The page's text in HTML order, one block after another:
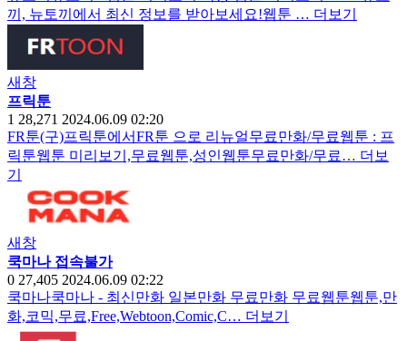
끼, 뉴토끼에서 최신 정보를 받아보세요!웹툰 … 더보기
새창
프릭툰
1 28,271 2024.06.09 02:20
FR툰(구)프릭툰에서FR툰 으로 리뉴얼무료만화/무료웹툰 : 프
릭툰웹툰 미리보기,무료웹툰,성인웹툰무료만화/무료… 더보
기
새창
쿡마나 접속불가
0 27,405 2024.06.09 02:22
쿡마나쿡마나 - 최신만화 일본만화 무료만화 무료웹툰웹툰,만
화,코믹,무료,Free,Webtoon,Comic,C… 더보기